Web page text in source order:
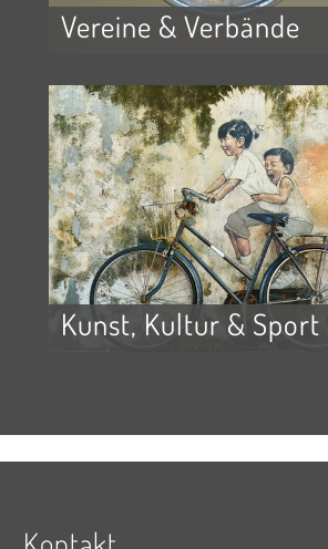
Vereine & Verbände
Kunst, Kultur & Sport